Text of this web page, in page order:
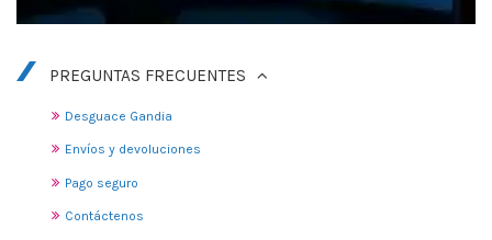
PREGUNTAS FRECUENTES
Desguace Gandia
Envíos y devoluciones
Pago seguro
Contáctenos